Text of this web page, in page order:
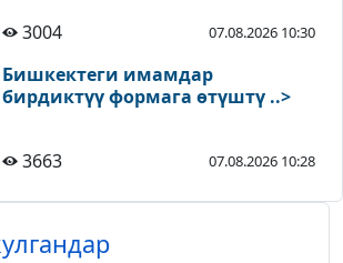
3004 07.08.2026 10:30
Бишкектеги имамдар
бирдиктүү формага өтүштү ..>
3663 07.08.2026 10:28